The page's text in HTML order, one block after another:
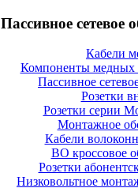
Пассивное сетевое
Кабели
Компоненты медных
Пассивное
Розетки
Розетки серии
Монтажное
Кабели
ВО кроссовое
Розетки
Низковольтное